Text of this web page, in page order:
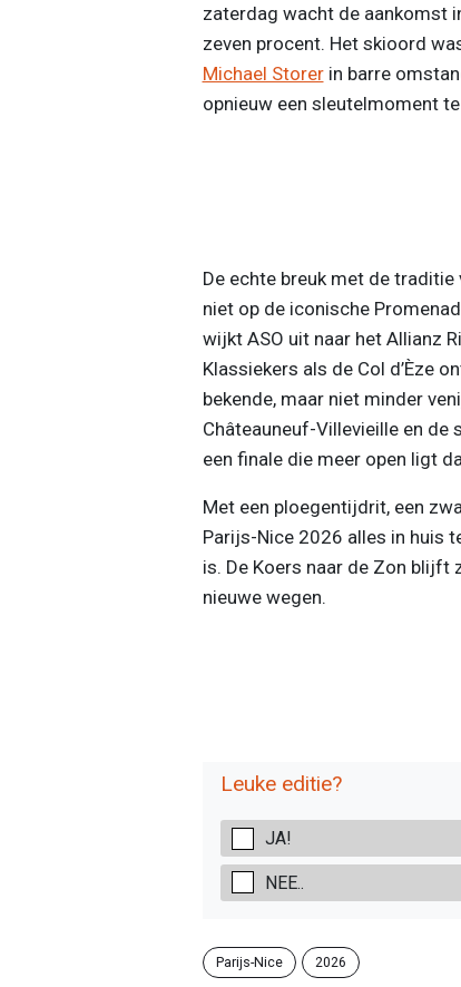
zaterdag wacht de aankomst
zeven procent. Het skioord
Michael Storerin barre
opnieuw een sleutelmoment
De echte breuk met de
niet op de iconische
wijkt ASO uit naar het Allianz
Klassiekers als de Col d’Èze
bekende, maar niet minder
Châteauneuf-Villevieille en de
een finale die meer open ligt
Met een ploegentijdrit, een
Parijs-Nice 2026 alles in huis
is. De Koers naar de Zon blijft
nieuwe wegen.
Leuke editie?
JA!
NEE..
Parijs-Nice 2026